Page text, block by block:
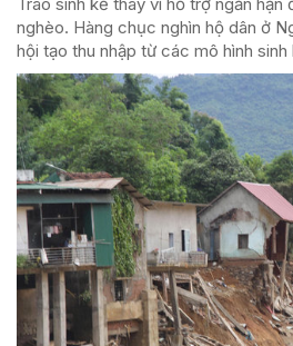
nghèo. Hàng chục nghìn hộ dân ở
hội tạo thu nhập từ các mô hình sinh